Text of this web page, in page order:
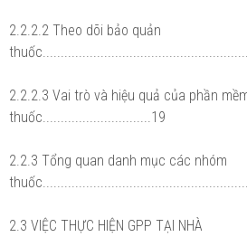
2.2.2.2 Theo dõi bảo quản
2.2.2.3 Vai trò và hiệu quả của phần
thuốc..............................19
2.2.3 Tổng quan danh mục các nhóm
2.3 VIỆC THỰC HIỆN GPP TẠI NHÀ